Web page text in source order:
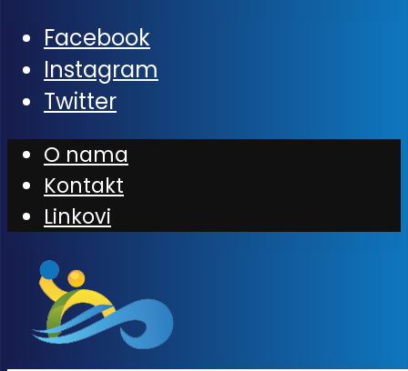
Facebook
Instagram
Twitter
O nama
Kontakt
Linkovi